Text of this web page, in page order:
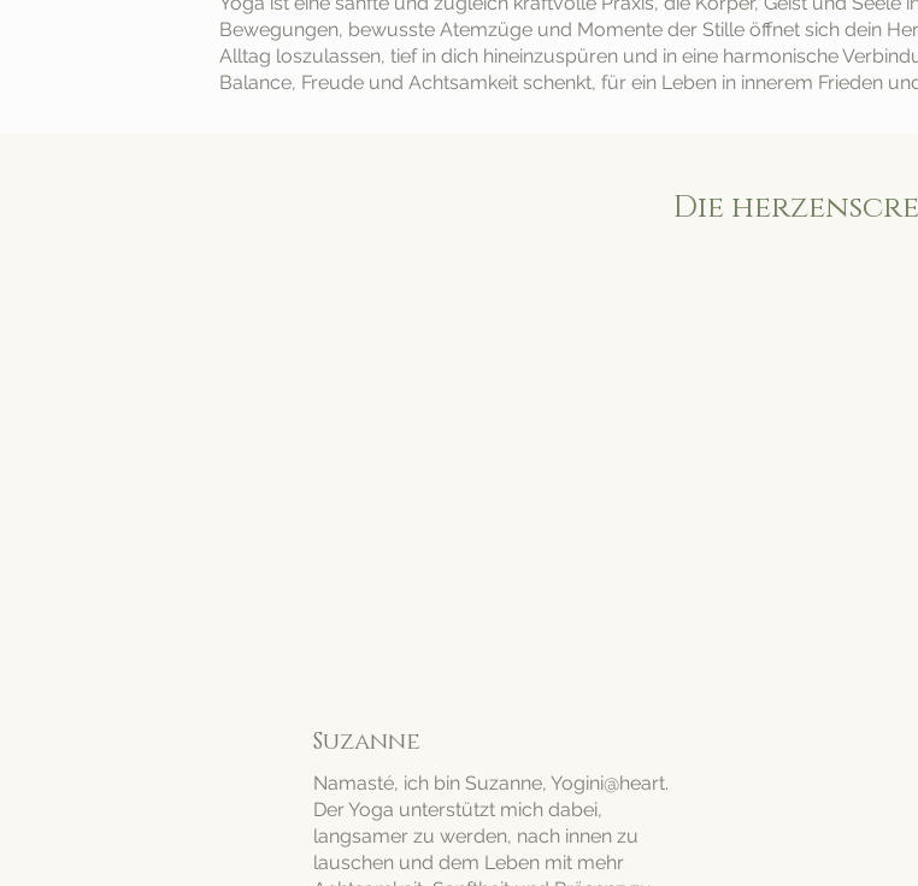
Bewegungen, bewusste Atemzüge und Momente der Stille öffnet sich dein
Alltag loszulassen, tief in dich hineinzuspüren und in eine harmonische
Balance, Freude und Achtsamkeit schenkt, für ein Leben in innerem Frieden
Die
Suzanne
Namasté, ich bin Suzanne, Yogini@heart.
Der Yoga unterstützt mich dabei,
langsamer zu werden, nach innen zu
lauschen und dem Leben mit mehr